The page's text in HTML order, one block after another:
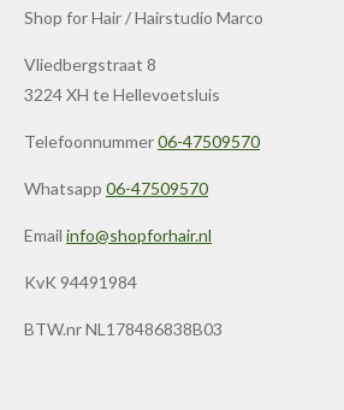
Shop for Hair / Hairstudio Marco
Vliedbergstraat 8
3224 XH te Hellevoetsluis
Telefoonnummer06-47509570
Whatsapp 06-47509570
Email info@shopforhair.nl
KvK 94491984
BTW.nr NL178486838B03